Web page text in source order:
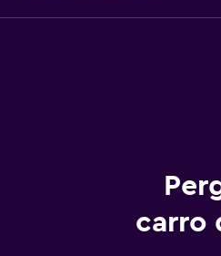
carro